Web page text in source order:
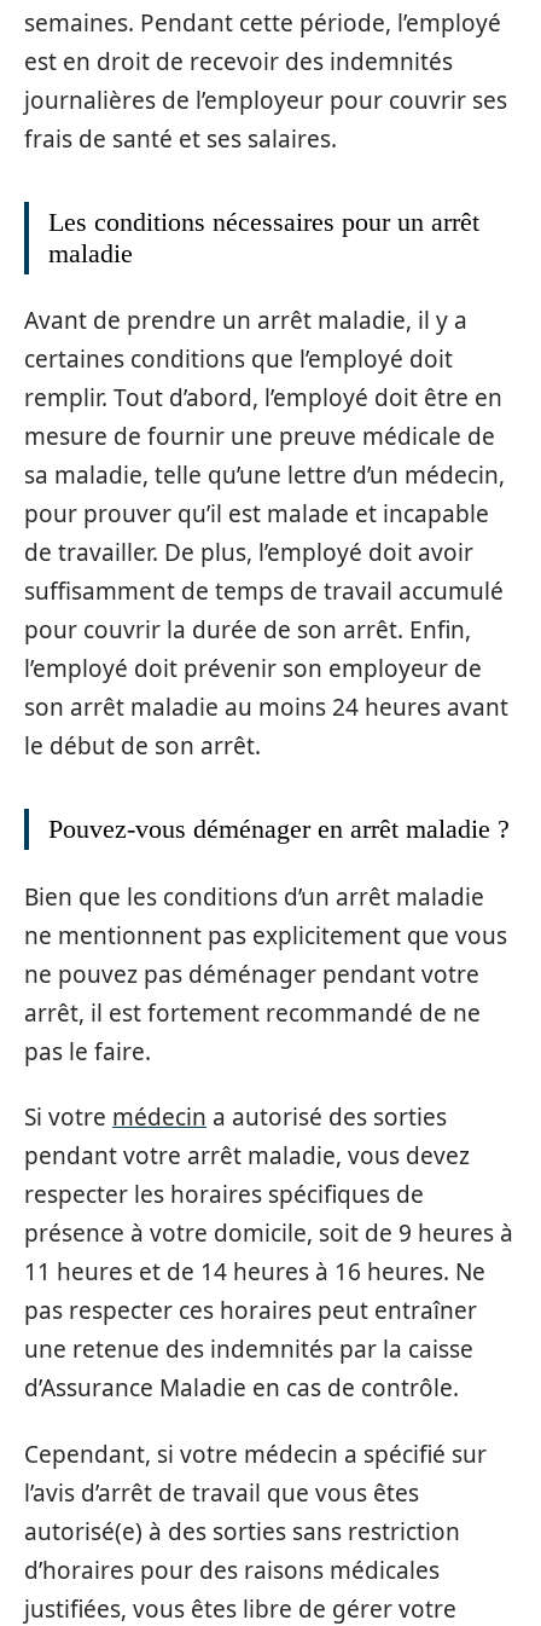
semaines. Pendant cette période, l’employé
est en droit de recevoir des indemnités
journalières de l’employeur pour couvrir ses
frais de santé et ses salaires.
Les conditions nécessaires pour un arrêt
maladie
Avant de prendre un arrêt maladie, il y a
certaines conditions que l’employé doit
remplir. Tout d’abord, l’employé doit être en
mesure de fournir une preuve médicale de
sa maladie, telle qu’une lettre d’un médecin,
pour prouver qu’il est malade et incapable
de travailler. De plus, l’employé doit avoir
suffisamment de temps de travail accumulé
pour couvrir la durée de son arrêt. Enfin,
l’employé doit prévenir son employeur de
son arrêt maladie au moins 24 heures avant
le début de son arrêt.
Pouvez-vous déménager en arrêt maladie ?
Bien que les conditions d’un arrêt maladie
ne mentionnent pas explicitement que vous
ne pouvez pas déménager pendant votre
arrêt, il est fortement recommandé de ne
pas le faire.
Si votre médecin a autorisé des sorties
pendant votre arrêt maladie, vous devez
respecter les horaires spécifiques de
présence à votre domicile, soit de 9 heures à
11 heures et de 14 heures à 16 heures. Ne
pas respecter ces horaires peut entraîner
une retenue des indemnités par la caisse
d’Assurance Maladie en cas de contrôle.
Cependant, si votre médecin a spécifié sur
l’avis d’arrêt de travail que vous êtes
autorisé(e) à des sorties sans restriction
d’horaires pour des raisons médicales
justifiées, vous êtes libre de gérer votre